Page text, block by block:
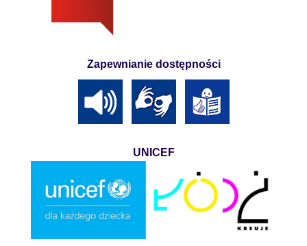
Zapewnianie dostępności
UNICEF